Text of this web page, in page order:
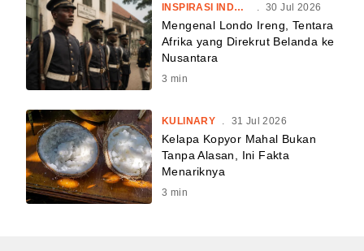
INSPIRASI INDONESIA 30 Jul 2026
Mengenal Londo Ireng, Tentara
Afrika yang Direkrut Belanda ke
Nusantara
3 min
KULINARY 31 Jul 2026
Kelapa Kopyor Mahal Bukan
Tanpa Alasan, Ini Fakta
Menariknya
3 min